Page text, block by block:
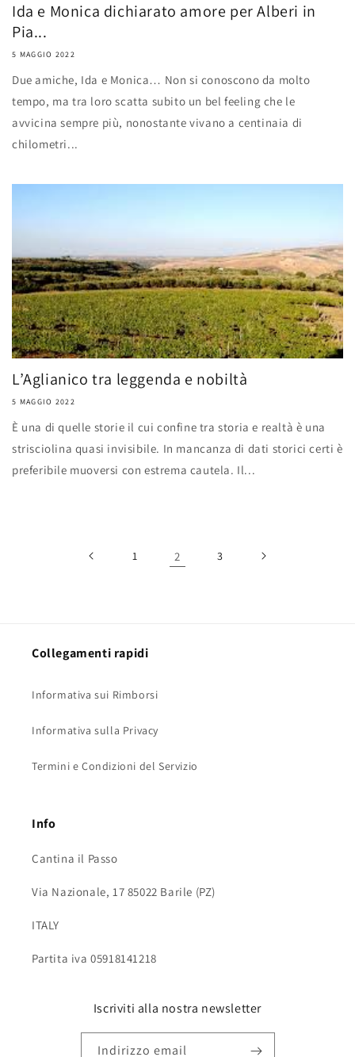
Ida e Monica dichiarato amore per Alberi in
Pia...
5 MAGGIO 2022
Due amiche, Ida e Monica… Non si conoscono da molto
tempo, ma tra loro scatta subito un bel feeling che le
avvicina sempre più, nonostante vivano a centinaia di
chilometri...
L’Aglianico tra leggenda e nobiltà
5 MAGGIO 2022
È una di quelle storie il cui confine tra storia e realtà è una
strisciolina quasi invisibile. In mancanza di dati storici certi è
preferibile muoversi con estrema cautela. Il...
1 2 3
Collegamenti rapidi
Informativa sui Rimborsi
Informativa sulla Privacy
Termini e Condizioni del Servizio
Info
Cantina il Passo
Via Nazionale, 17 85022 Barile (PZ)
ITALY
Partita iva 05918141218
Iscriviti alla nostra newsletter
Indirizzo email